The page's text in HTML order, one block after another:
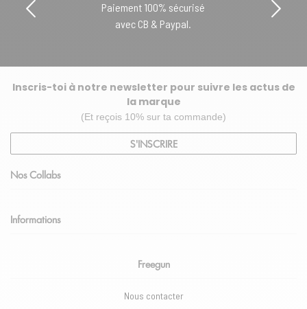
Paiement 100% sécurisé
avec CB & Paypal.
Inscris-toi à notre newsletter pour suivre les actus de
la marque
(Et reçois 10% sur ta commande)
S'INSCRIRE
Nos Collabs
Informations
Freegun
Nous contacter